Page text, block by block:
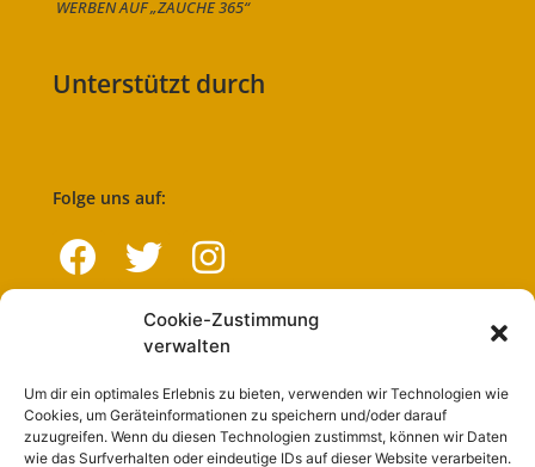
Cookie-Zustimmung
verwalten
Um dir ein optimales Erlebnis zu bieten, verwenden wir Technologien wie
Cookies, um Geräteinformationen zu speichern und/oder darauf
zuzugreifen. Wenn du diesen Technologien zustimmst, können wir Daten
wie das Surfverhalten oder eindeutige IDs auf dieser Website verarbeiten.
WERBEN AUF „ZAUCHE 365“
Unterstützt durch
Folge uns auf:
Navigation
Start
Nutzungsbedingungen